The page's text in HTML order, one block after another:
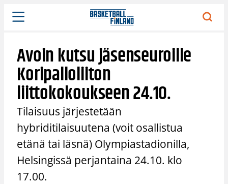
Siirry
sisältöön
Avoin kutsu jäsenseuroille
Koripalloliiton
liittokokoukseen 24.10.
Tilaisuus järjestetään
hybriditilaisuutena (voit osallistua
etänä tai läsnä) Olympiastadionilla,
Helsingissä perjantaina 24.10. klo
17.00.